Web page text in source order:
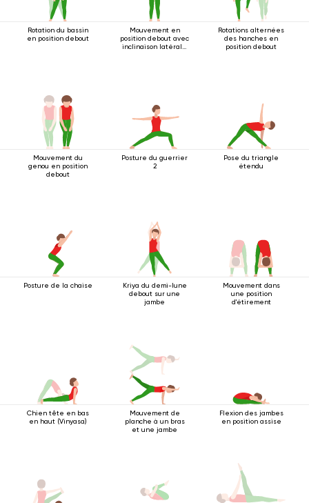
Rotation du bassin
en position debout
Mouvement en
position debout avec
inclinaison latérale
Rotations alternées
des hanches en
position debout
Mouvement du
genou en position
debout
Posture du guerrier
2
Pose du triangle
étendu
Posture de la chaise
Kriya du demi-lune
debout sur une
jambe
Mouvement dans
une position
d'étirement
Chien tête en bas
en haut (Vinyasa)
Mouvement de
planche à un bras
et une jambe
Flexion des jambes
en position assise